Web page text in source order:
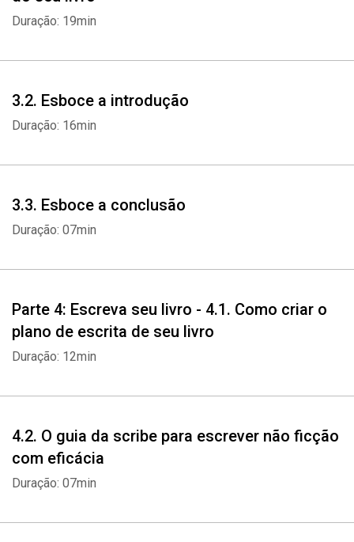
Duração: 19min
3.2. Esboce a introdução
Duração: 16min
3.3. Esboce a conclusão
Duração: 07min
Parte 4: Escreva seu livro - 4.1. Como criar o
plano de escrita de seu livro
Duração: 12min
4.2. O guia da scribe para escrever não ficção
com eficácia
Duração: 07min